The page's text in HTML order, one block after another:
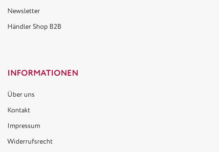
Newsletter
Händler Shop B2B
INFORMATIONEN
Über uns
Kontakt
Impressum
Widerrufsrecht